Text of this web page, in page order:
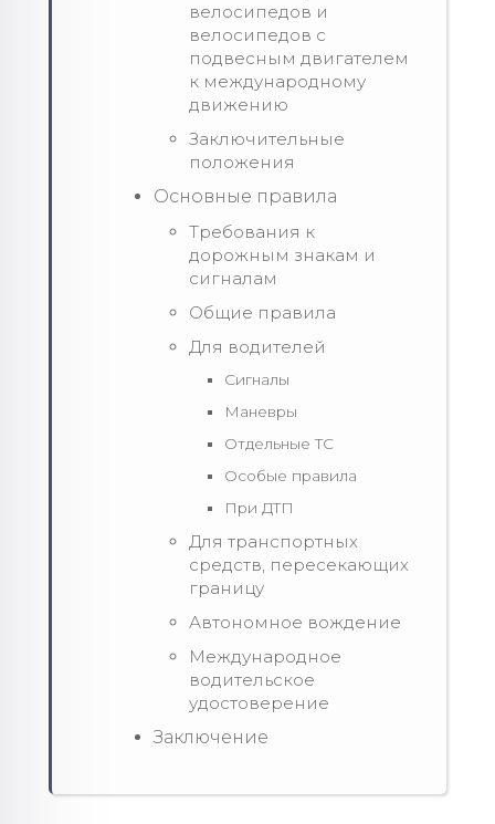
велосипедов и
велосипедов с
подвесным двигателем
к международному
движению
Заключительные
положения
Основные правила
Требования к
дорожным знакам и
сигналам
Общие правила
Для водителей
Сигналы
Маневры
Отдельные ТС
Особые правила
При ДТП
Для транспортных
средств, пересекающих
границу
Автономное вождение
Международное
водительское
удостоверение
Заключение